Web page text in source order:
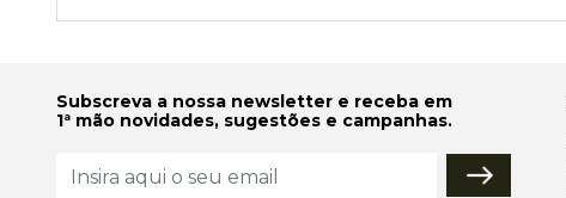
Subscreva a nossa newsletter e receba em
1ª mão novidades, sugestões e campanhas.